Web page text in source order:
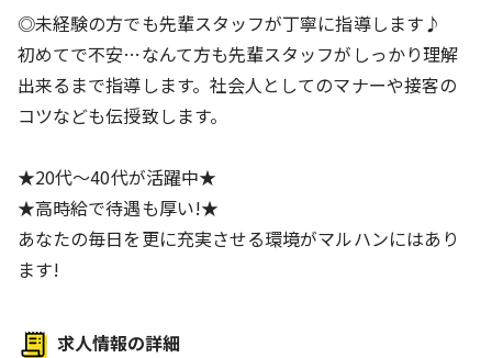
◎未経験の方でも先輩スタッフが丁寧に指導します♪
初めてで不安…なんて方も先輩スタッフがしっかり理解
出来るまで指導します。社会人としてのマナーや接客の
コツなども伝授致します。
★20代～40代が活躍中★
★高時給で待遇も厚い!★
あなたの毎日を更に充実させる環境がマルハンにはあり
ます!
求人情報の詳細